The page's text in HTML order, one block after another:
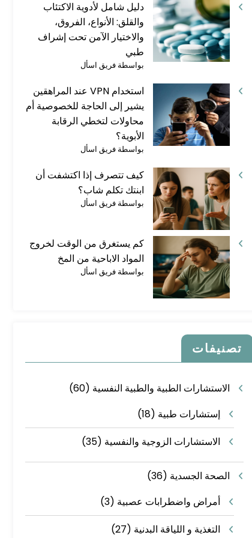
دليل شامل لأدوية الاكتئاب
والقلق: الأنواع، الفروق،
والاختيار الآمن تحت إشراف
طبي
بواسطة فريق اسأل
استخدام VPN عند المراهقين
يشير إلى الحاجة للخصوصية أم
محاولات لتخطي الرقابة
الأبوية؟
بواسطة فريق اسأل
كيف تتصرف إذا اكتشفت أن
ابنتك تكلم شاب؟
بواسطة فريق اسأل
كم يستغرق من الوقت لخروج
المواد الاباحية من المخ
بواسطة فريق اسأل
تصنيفات
الاستشارات الطبية والطبية النفسية (60)
إستشارات طبية (18)
الاستشارات الزوجية والنفسية (35)
الصحة الجسدية (36)
أمراض واضطرابات عصبية (3)
التغذية و اللياقة البدنية (27)